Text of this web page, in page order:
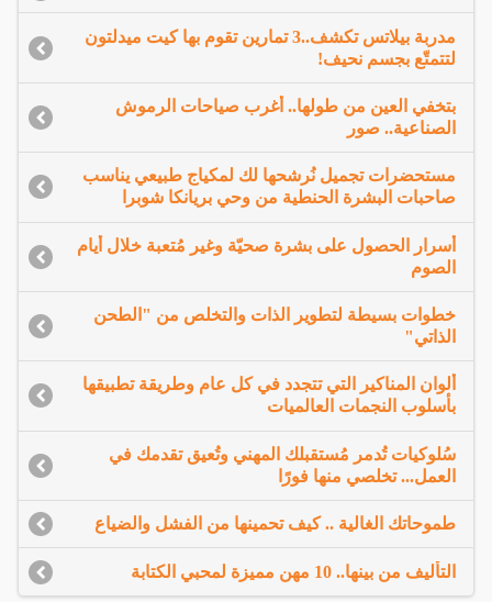
مدربة بيلاتس تكشف..3 تمارين تقوم بها كيت ميدلتون
لتتمتّع بجسم نحيف!
بتخفي العين من طولها.. أغرب صياحات الرموش
الصناعية.. صور
مستحضرات تجميل نُرشحها لك لمكياج طبيعي يناسب
صاحبات البشرة الحنطية من وحي بريانكا شوبرا
أسرار الحصول على بشرة صحيّة وغير مُتعبة خلال أيام
الصوم
خطوات بسيطة لتطوير الذات والتخلص من "الطحن
الذاتي"
ألوان المناكير التي تتجدد في كل عام وطريقة تطبيقها
بأسلوب النجمات العالميات
سُلوكيات تُدمر مُستقبلك المهني وتُعيق تقدمك في
العمل... تخلصي منها فورًا
طموحاتك الغالية .. كيف تحمينها من الفشل والضياع
التأليف من بينها.. 10 مهن مميزة لمحبي الكتابة